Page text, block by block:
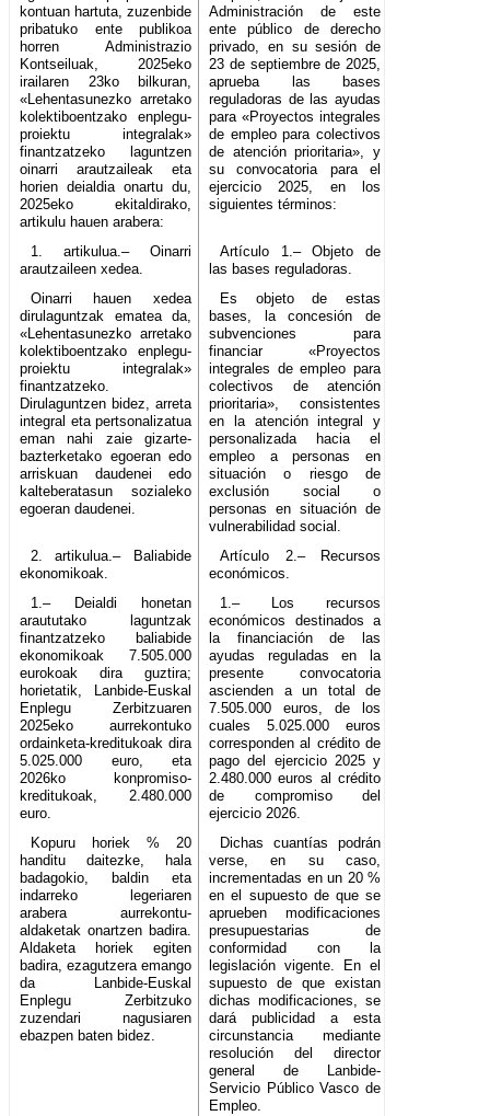
kontuan hartuta, zuzenbide
pribatuko ente publikoa
horren Administrazio
Kontseiluak, 2025eko
irailaren 23ko bilkuran,
«Lehentasunezko arretako
kolektiboentzako enplegu-
proiektu integralak»
finantzatzeko laguntzen
oinarri arautzaileak eta
horien deialdia onartu du,
2025eko ekitaldirako,
artikulu hauen arabera:
Administración de este
ente público de derecho
privado, en su sesión de
23 de septiembre de 2025,
aprueba las bases
reguladoras de las ayudas
para «Proyectos integrales
de empleo para colectivos
de atención prioritaria», y
su convocatoria para el
ejercicio 2025, en los
siguientes términos:
1. artikulua.– Oinarri
arautzaileen xedea.
Artículo 1.– Objeto de
las bases reguladoras.
Oinarri hauen xedea
dirulaguntzak ematea da,
«Lehentasunezko arretako
kolektiboentzako enplegu-
proiektu integralak»
finantzatzeko.
Dirulaguntzen bidez, arreta
integral eta pertsonalizatua
eman nahi zaie gizarte-
bazterketako egoeran edo
arriskuan daudenei edo
kalteberatasun sozialeko
egoeran daudenei.
Es objeto de estas
bases, la concesión de
subvenciones para
financiar «Proyectos
integrales de empleo para
colectivos de atención
prioritaria», consistentes
en la atención integral y
personalizada hacia el
empleo a personas en
situación o riesgo de
exclusión social o
personas en situación de
vulnerabilidad social.
2. artikulua.– Baliabide
ekonomikoak.
Artículo 2.– Recursos
económicos.
1.– Deialdi honetan
araututako laguntzak
finantzatzeko baliabide
ekonomikoak 7.505.000
eurokoak dira guztira;
horietatik, Lanbide-Euskal
Enplegu Zerbitzuaren
2025eko aurrekontuko
ordainketa-kreditukoak dira
5.025.000 euro, eta
2026ko konpromiso-
kreditukoak, 2.480.000
euro.
1.– Los recursos
económicos destinados a
la financiación de las
ayudas reguladas en la
presente convocatoria
ascienden a un total de
7.505.000 euros, de los
cuales 5.025.000 euros
corresponden al crédito de
pago del ejercicio 2025 y
2.480.000 euros al crédito
de compromiso del
ejercicio 2026.
Kopuru horiek % 20
handitu daitezke, hala
badagokio, baldin eta
indarreko legeriaren
arabera aurrekontu-
aldaketak onartzen badira.
Aldaketa horiek egiten
badira, ezagutzera emango
da Lanbide-Euskal
Enplegu Zerbitzuko
zuzendari nagusiaren
ebazpen baten bidez.
Dichas cuantías podrán
verse, en su caso,
incrementadas en un 20 %
en el supuesto de que se
aprueben modificaciones
presupuestarias de
conformidad con la
legislación vigente. En el
supuesto de que existan
dichas modificaciones, se
dará publicidad a esta
circunstancia mediante
resolución del director
general de Lanbide-
Servicio Público Vasco de
Empleo.